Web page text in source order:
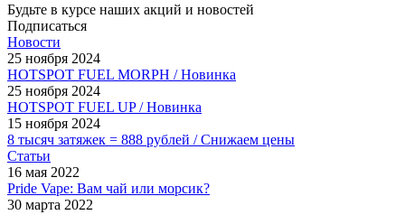
Будьте в курсе наших акций и новостей
Подписаться
Новости
25 ноября 2024
HOTSPOT FUEL MORPH / Новинка
25 ноября 2024
HOTSPOT FUEL UP / Новинка
15 ноября 2024
8 тысяч затяжек = 888 рублей / Снижаем цены
Статьи
16 мая 2022
Pride Vape: Вам чай или морсик?
30 марта 2022